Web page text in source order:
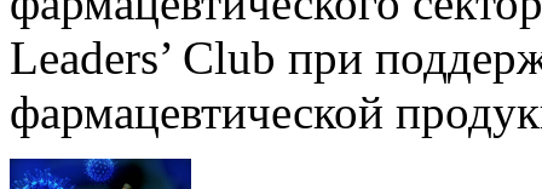
Leaders’ Club при
фармацевтической